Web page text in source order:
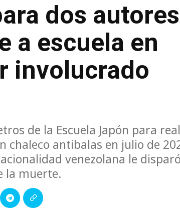
dos autores
a escuela en
involucrado
de la Escuela Japón para
chaleco antibalas en julio de
venezolana le disparó
la muerte.